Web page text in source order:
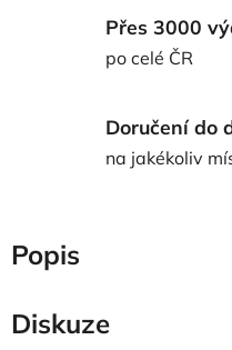
Přes 3000
po celé ČR
Doručení do
na jakékoliv
Popis
Diskuze